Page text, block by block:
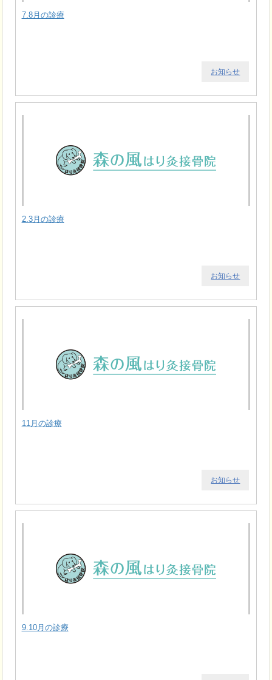
7.8月の診療
お知らせ
2.3月の診療
お知らせ
11月の診療
お知らせ
9.10月の診療